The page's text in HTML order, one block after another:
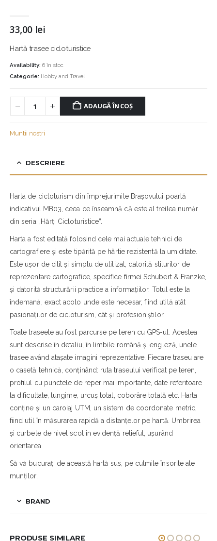
33,00 lei
Hartă trasee cicloturistice
Availability: 6 în stoc
Categorie: Hobby and Travel
ADAUGĂ ÎN COȘ
Muntii nostri
DESCRIERE
Harta de cicloturism din împrejurimile Braşovului poartă
indicativul MB03, ceea ce înseamnă că este al treilea număr
din seria „Hărţi Cicloturistice”.
Harta a fost editată folosind cele mai actuale tehnici de
cartografiere şi este tipărită pe hârtie rezistentă la umiditate.
Este uşor de citit şi simplu de utilizat, datorită stilurilor de
reprezentare cartografice, specifice firmei Schubert & Franzke,
şi datorită structurării practice a informaţiilor. Totul este la
îndemană, exact acolo unde este necesar, fiind utilă atât
pasionaţilor de cicloturism, cât și profesioniștilor.
Toate traseele au fost parcurse pe teren cu GPS-ul. Acestea
sunt descrise în detaliu, în limbile română şi engleză, unele
trasee având ataşate imagini reprezentative. Fiecare traseu are
o casetă tehnică, conţinând: ruta traseului verificat pe teren,
profilul cu punctele de reper mai importante, date referitoare
la dificultate, lungime, urcuş total, coborâre totală etc. Harta
conţine şi un caroiaj UTM, un sistem de coordonate metric,
fiind util în măsurarea rapidă a distanţelor pe hartă. Umbrirea
şi curbele de nivel scot în evidenţă relieful, uşurând
orientarea.
Să vă bucuraţi de această hartă sus, pe culmile însorite ale
munţilor.
BRAND
PRODUSE SIMILARE